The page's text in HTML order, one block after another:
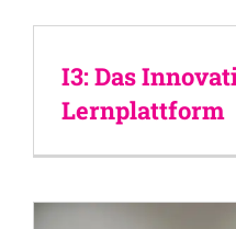
I3: Das
Lernplattform